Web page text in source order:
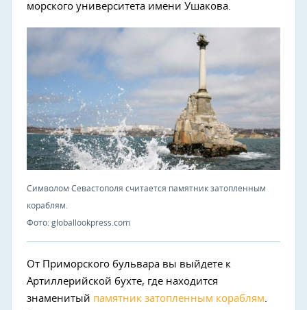
морского университета имени Ушакова.
Символом Севастополя считается памятник затопленным
кораблям.
Фото: globallookpress.com
От Приморского бульвара вы выйдете к
Артиллерийской бухте, где находится
знаменитый памятник затопленным кораблям.